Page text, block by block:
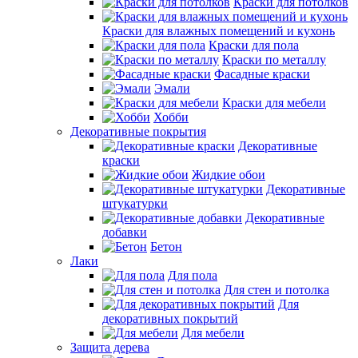
Краски для влажных помещений и кухонь
Краски для пола
Краски по металлу
Фасадные краски
Эмали
Краски для мебели
Хобби
Декоративные покрытия
Декоративные
краски
Жидкие обои
Декоративные
штукатурки
Декоративные
добавки
Бетон
Лаки
Для пола
Для стен и потолка
Для
декоративных покрытий
Для мебели
Защита дерева